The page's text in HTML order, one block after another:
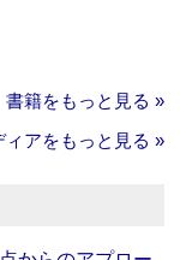
書籍をもっと見る »
ィアをもっと見る »